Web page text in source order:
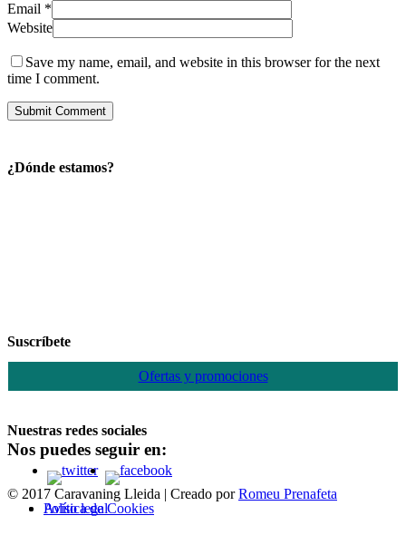
Email *
Website
Save my name, email, and website in this browser for the next
time I comment.
¿Dónde estamos?
Suscríbete
Ofertas y promociones
Nuestras redes sociales
Nos puedes seguir en:
© 2017 Caravaning Lleida | Creado porRomeu Prenafeta
Política de Cookies
Aviso legal